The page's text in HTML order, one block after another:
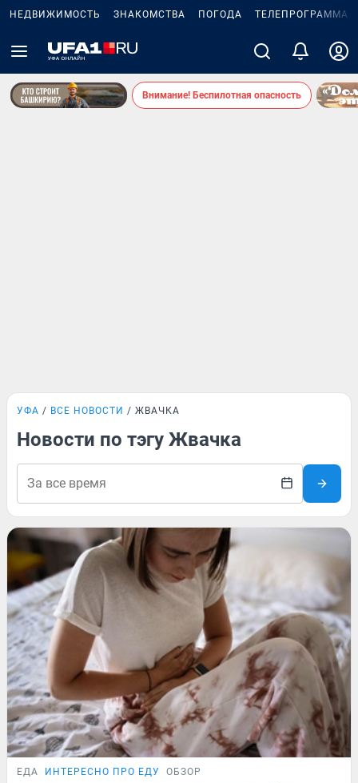
НЕДВИЖИМОСТЬ ЗНАКОМСТВА ПОГОДА ТЕЛЕПРОГРАММА
Внимание! Беспилотная опасность
УФА ВСЕ НОВОСТИ ЖВАЧКА
Новости по тэгу Жвачка
ЕДА ИНТЕРЕСНО ПРО ЕДУ ОБЗОР